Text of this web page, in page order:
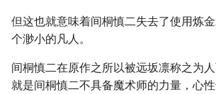
但这也就意味着间桐慎二失去了使用炼
个渺小的凡人。
间桐慎二在原作之所以被远坂凛称之为
就是间桐慎二不具备魔术师的力量，心